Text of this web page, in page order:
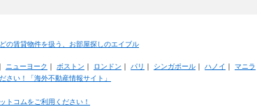
の賃貸物件を扱う、お部屋探しのエイブル
ニューヨーク ボストン ロンドン パリ シンガポール｜ ハノイ マニラ
さい！「海外不動産情報サイト」
トコムをご利用ください！